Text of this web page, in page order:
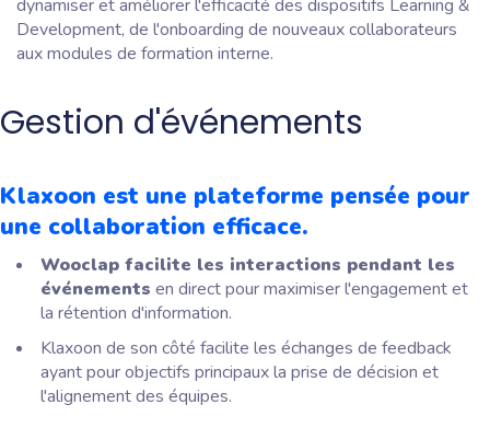
dynamiser et améliorer l'efficacité des dispositifs Learning &
Development, de l'onboarding de nouveaux collaborateurs
aux modules de formation interne.
Gestion d'événements
Klaxoon est une plateforme pensée pour
une collaboration efficace.
Wooclap facilite les interactions pendant les
événements en direct pour maximiser l'engagement et
la rétention d'information.
Klaxoon de son côté facilite les échanges de feedback
ayant pour objectifs principaux la prise de décision et
l'alignement des équipes.